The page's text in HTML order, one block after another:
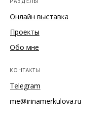
Онлайн выставка
Проекты
Обо мне
КОНТАКТЫ
Telegram
me@irinamerkulova.ru